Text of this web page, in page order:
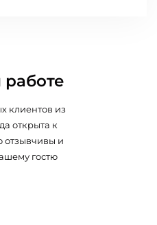
клиентов из
открыта к
отзывчивы и
гостю